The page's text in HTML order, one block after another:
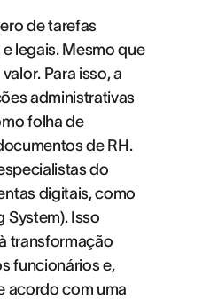
de tarefas
legais. Mesmo que
Para isso, a
administrativas
folha de
de RH.
do
digitais, como
System). Isso
transformação
funcionários e,
acordo com uma